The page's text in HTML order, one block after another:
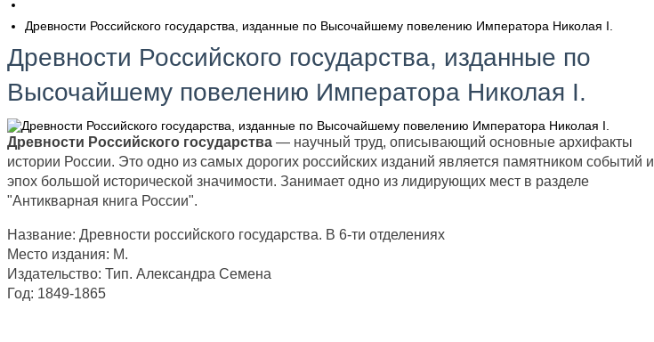
​Древности Российского государства, изданные по Высочайшему повелению Императора Николая I.
​Древности Российского государства, изданные по
Высочайшему повелению Императора Николая I.
Древности Российского государства — научный труд, описывающий основные архифакты
истории России. Это одно из самых дорогих российских изданий является памятником событий и
эпох большой исторической значимости. Занимает одно из лидирующих мест в разделе
"Антикварная книга России".
Название: Древности российского государства. В 6-ти отделениях
Место издания: М.
Издательство: Тип. Александра Семена
Год: 1849-1865